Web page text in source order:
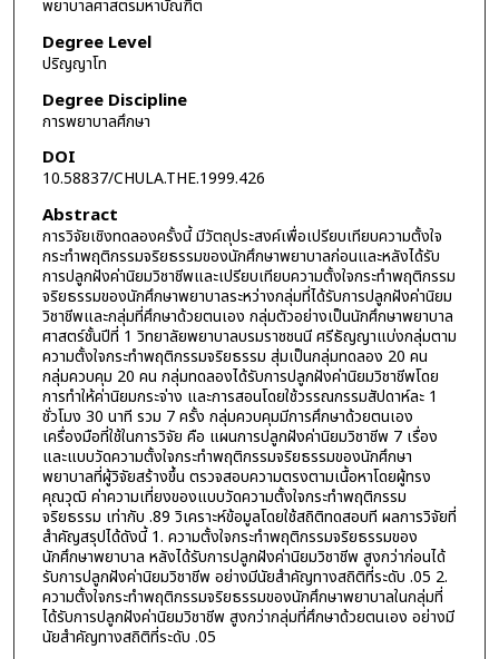
พยาบาลศาสตรมหาบัณฑิต
Degree Level
ปริญญาโท
Degree Discipline
การพยาบาลศึกษา
DOI
10.58837/CHULA.THE.1999.426
Abstract
การวิจัยเชิงทดลองครั้งนี้ มีวัตถุประสงค์เพื่อเปรียบเทียบความตั้งใจ
กระทำพฤติกรรมจริยธรรมของนักศึกษาพยาบาลก่อนและหลังได้รับ
การปลูกฝังค่านิยมวิชาชีพและเปรียบเทียบความตั้งใจกระทำพฤติกรรม
จริยธรรมของนักศึกษาพยาบาลระหว่างกลุ่มที่ได้รับการปลูกฝังค่านิยม
วิชาชีพและกลุ่มที่ศึกษาด้วยตนเอง กลุ่มตัวอย่างเป็นนักศึกษาพยาบาล
ศาสตร์ชั้นปีที่ 1 วิทยาลัยพยาบาลบรมราชชนนี ศรีธัญญาแบ่งกลุ่มตาม
ความตั้งใจกระทำพฤติกรรมจริยธรรม สุ่มเป็นกลุ่มทดลอง 20 คน
กลุ่มควบคุม 20 คน กลุ่มทดลองได้รับการปลูกฝังค่านิยมวิชาชีพโดย
การทำให้ค่านิยมกระจ่าง และการสอนโดยใช้วรรณกรรมสัปดาห์ละ 1
ชั่วโมง 30 นาที รวม 7 ครั้ง กลุ่มควบคุมมีการศึกษาด้วยตนเอง
เครื่องมือที่ใช้ในการวิจัย คือ แผนการปลูกฝังค่านิยมวิชาชีพ 7 เรื่อง
และแบบวัดความตั้งใจกระทำพฤติกรรมจริยธรรมของนักศึกษา
พยาบาลที่ผู้วิจัยสร้างขึ้น ตรวจสอบความตรงตามเนื้อหาโดยผู้ทรง
คุณวุฒิ ค่าความเที่ยงของแบบวัดความตั้งใจกระทำพฤติกรรม
จริยธรรม เท่ากับ .89 วิเคราะห์ข้อมูลโดยใช้สถิติทดสอบที ผลการวิจัยที่
สำคัญสรุปได้ดังนี้ 1. ความตั้งใจกระทำพฤติกรรมจริยธรรมของ
นักศึกษาพยาบาล หลังได้รับการปลูกฝังค่านิยมวิชาชีพ สูงกว่าก่อนได้
รับการปลูกฝังค่านิยมวิชาชีพ อย่างมีนัยสำคัญทางสถิติที่ระดับ .05 2.
ความตั้งใจกระทำพฤติกรรมจริยธรรมของนักศึกษาพยาบาลในกลุ่มที่
ได้รับการปลูกฝังค่านิยมวิชาชีพ สูงกว่ากลุ่มที่ศึกษาด้วยตนเอง อย่างมี
นัยสำคัญทางสถิติที่ระดับ .05